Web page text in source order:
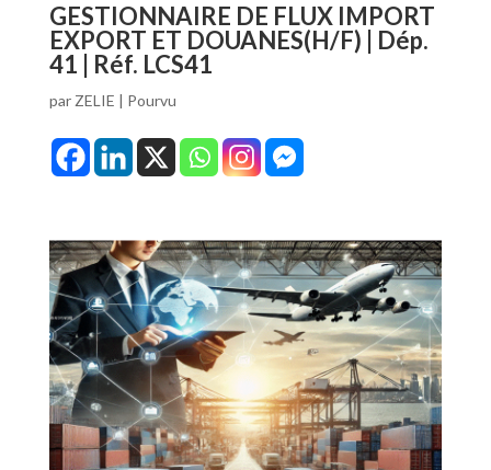
GESTIONNAIRE DE FLUX IMPORT
EXPORT ET DOUANES(H/F) | Dép.
41 | Réf. LCS41
par ZELIE | Pourvu